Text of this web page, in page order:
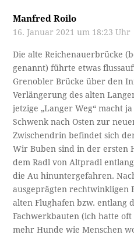
Manfred Roilo
16. Januar 2021 um 18:23 Uhr
Die alte Reichenauerbrücke
genannt) führte etwas
Grenobler Brücke über den
Verlängerung des alten
jetzige „Langer Weg“ macht
Schwenk nach Osten zur
Zwischendrin befindet sich
Wir Buben sind in der ersten
dem Radl von Altpradl
die Au hinuntergefahren.
ausgeprägten rechtwinkligen
alten Flughafen bzw. entlang
Fachwerkbauten (ich hatte
mehr Hunde wie Menschen